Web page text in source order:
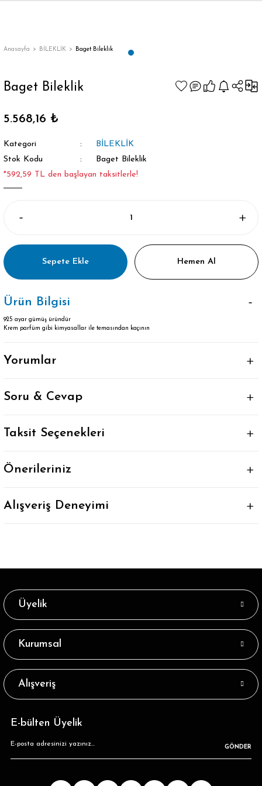
Anasayfa BİLEKLİK Baget Bileklik
Baget Bileklik
5.568,16 ₺
Kategori
BİLEKLİK
Stok Kodu
Baget Bileklik
*592,59 TL den başlayan taksitlerle!
Sepete Ekle Hemen Al
Ürün Bilgisi
925 ayar gümüş üründür
Krem parfüm gibi kimyasallar ile temasından kaçının
Yorumlar
Soru & Cevap
Taksit Seçenekleri
Önerileriniz
Alışveriş Deneyimi
Üyelik
Kurumsal
Alışveriş
E-bülten Üyelik
GÖNDER